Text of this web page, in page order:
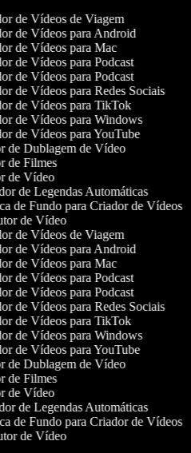
de Vídeos de Viagem
de Vídeos para Android
de Vídeos para Mac
de Vídeos para Podcast
de Vídeos para Podcast
de Vídeos para Redes Sociais
de Vídeos para TikTok
de Vídeos para Windows
de Vídeos para YouTube
Dublagem de Vídeo
Filmes
de Vídeo
de Legendas Automáticas
de Fundo para Criador de Vídeos
de Vídeo
de Vídeos de Viagem
de Vídeos para Android
de Vídeos para Mac
de Vídeos para Podcast
de Vídeos para Podcast
de Vídeos para Redes Sociais
de Vídeos para TikTok
de Vídeos para Windows
de Vídeos para YouTube
Dublagem de Vídeo
Filmes
de Vídeo
de Legendas Automáticas
de Fundo para Criador de Vídeos
de Vídeo